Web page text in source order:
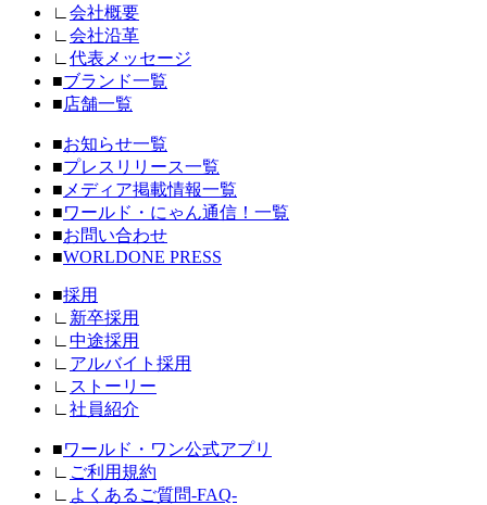
∟ 会社概要
∟ 会社沿革
∟ 代表メッセージ
■ブランド一覧
■店舗一覧
■お知らせ一覧
■プレスリリース一覧
■ メディア掲載情報一覧
■ワールド・にゃん通信！一覧
■お問い合わせ
■WORLDONE PRESS
■採用
∟ 新卒採用
∟ 中途採用
∟ アルバイト採用
∟
ストーリー
∟ 社員紹介
■ワールド・ワン公式アプリ
∟
ご利用規約
∟
よくあるご質問-FAQ-